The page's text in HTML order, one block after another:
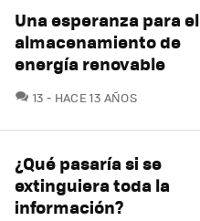
Una esperanza para el
almacenamiento de
energía renovable
13 COMENTARIOS
HACE 13 AÑOS
¿Qué pasaría si se
extinguiera toda la
información?